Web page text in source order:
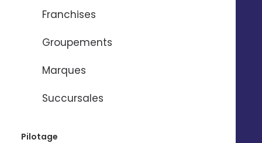
Franchises
Groupements
Marques
Succursales
Pilotage
La solution de
marketing local
la plus complète du